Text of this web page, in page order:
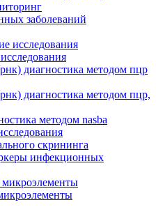
заболеваний
исследования
диагностика методом пцр
диагностика методом пцр,
методом nasba
скрининга
инфекционных